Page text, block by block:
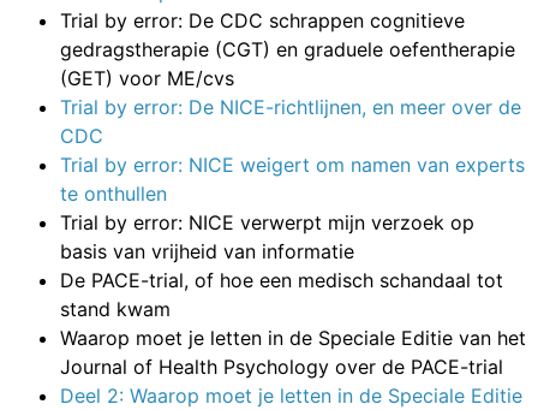
Trial by error: De CDC schrappen cognitieve
gedragstherapie (CGT) en graduele oefentherapie
(GET) voor ME/cvs
Trial by error: De NICE-richtlijnen, en meer over de
CDC
Trial by error: NICE weigert om namen van experts
te onthullen
Trial by error: NICE verwerpt mijn verzoek op
basis van vrijheid van informatie
De PACE-trial, of hoe een medisch schandaal tot
stand kwam
Waarop moet je letten in de Speciale Editie van het
Journal of Health Psychology over de PACE-trial
Deel 2: Waarop moet je letten in de Speciale Editie